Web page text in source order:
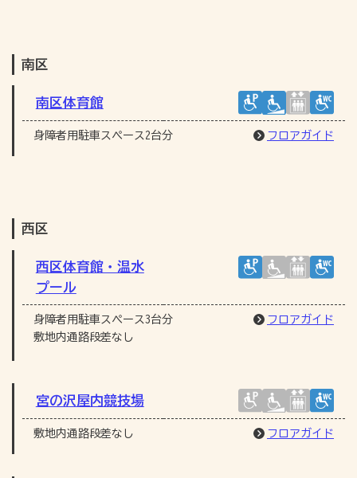
南区
南区体育館
身障者用駐車スペース2台分 フロアガイド
西区
西区体育館・温水
プール
身障者用駐車スペース3台分
敷地内通路段差なし
フロアガイド
宮の沢屋内競技場
敷地内通路段差なし フロアガイド